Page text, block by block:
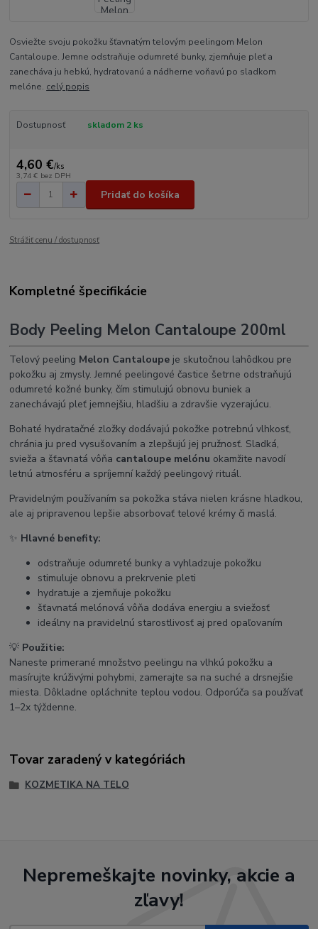
Osviežte svoju pokožku šťavnatým telovým peelingom Melon
Cantaloupe. Jemne odstraňuje odumreté bunky, zjemňuje pleť a
zanecháva ju hebkú, hydratovanú a nádherne voňavú po sladkom
melóne. celý popis
Dostupnosť skladom 2 ks
4,60 €/ks
3,74 € bez DPH
Pridať do košíka
Strážiť cenu / dostupnosť
Kompletné špecifikácie
Body Peeling Melon Cantaloupe 200ml
Telový peeling Melon Cantaloupe je skutočnou lahôdkou pre
pokožku aj zmysly. Jemné peelingové častice šetrne odstraňujú
odumreté kožné bunky, čím stimulujú obnovu buniek a
zanechávajú pleť jemnejšiu, hladšiu a zdravšie vyzerajúcu.
Bohaté hydratačné zložky dodávajú pokožke potrebnú vlhkosť,
chránia ju pred vysušovaním a zlepšujú jej pružnosť. Sladká,
svieža a šťavnatá vôňa cantaloupe melónu okamžite navodí
letnú atmosféru a spríjemní každý peelingový rituál.
Pravidelným používaním sa pokožka stáva nielen krásne hladkou,
ale aj pripravenou lepšie absorbovať telové krémy či maslá.
✨ Hlavné benefity:
odstraňuje odumreté bunky a vyhladzuje pokožku
stimuluje obnovu a prekrvenie pleti
hydratuje a zjemňuje pokožku
šťavnatá melónová vôňa dodáva energiu a sviežosť
ideálny na pravidelnú starostlivosť aj pred opaľovaním
💡 Použitie:
Naneste primerané množstvo peelingu na vlhkú pokožku a
masírujte krúživými pohybmi, zamerajte sa na suché a drsnejšie
miesta. Dôkladne opláchnite teplou vodou. Odporúča sa používať
1–2x týždenne.
Tovar zaradený v kategóriách
KOZMETIKA NA TELO
Nepremeškajte novinky, akcie a
zľavy!